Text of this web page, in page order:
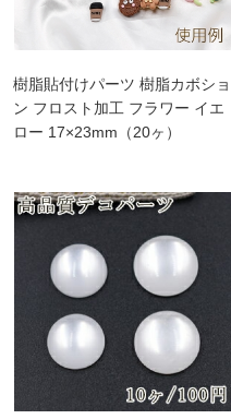
樹脂貼付けパーツ 樹脂カボショ
ン フロスト加工 フラワー イエ
ロー 17×23mm（20ヶ）